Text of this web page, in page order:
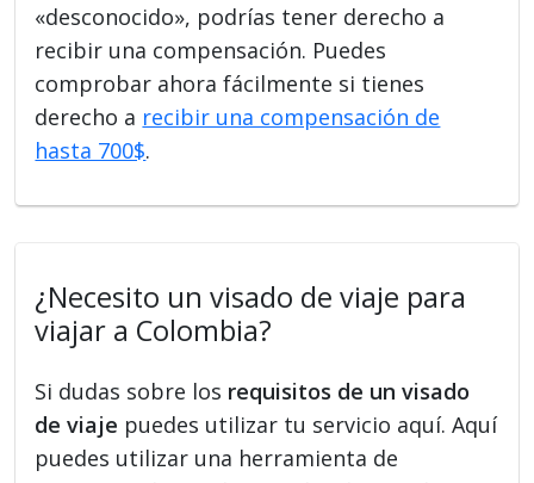
«desconocido», podrías tener derecho a
recibir una compensación. Puedes
comprobar ahora fácilmente si tienes
derecho a recibir una compensación de
hasta 700$.
¿Necesito un visado de viaje para
viajar a Colombia?
Si dudas sobre los requisitos de un visado
de viaje puedes utilizar tu servicio aquí. Aquí
puedes utilizar una herramienta de